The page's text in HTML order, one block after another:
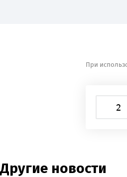
При
2
Другие новости